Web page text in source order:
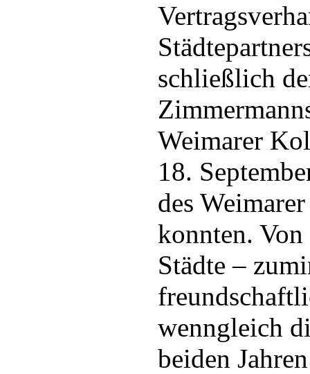
schließlich
Weimarer
18.
des
konnten.
Städte –
wenngleich
beiden